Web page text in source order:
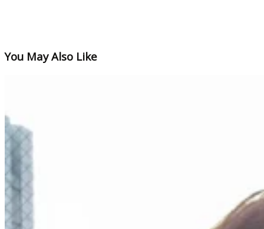
You May Also Like